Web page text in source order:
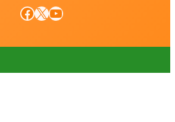
Facebook X YouTube